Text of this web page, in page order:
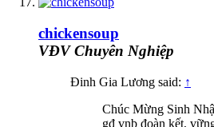
chickensoup
VĐV Chuyên Nghiệp
Đinh Gia Lương said: ↑
Chúc Mừng Sinh
gđ vnb đoàn kết,